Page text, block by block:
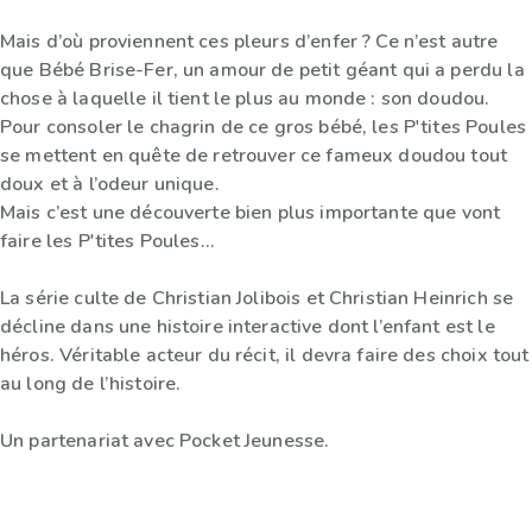
Mais d’où proviennent ces pleurs d’enfer ? Ce n’est autre
que Bébé Brise-Fer, un amour de petit géant qui a perdu la
chose à laquelle il tient le plus au monde : son doudou.
Pour consoler le chagrin de ce gros bébé, les P'tites Poules
se mettent en quête de retrouver ce fameux doudou tout
doux et à l’odeur unique.
Mais c’est une découverte bien plus importante que vont
faire les P'tites Poules…
La série culte de Christian Jolibois et Christian Heinrich se
décline dans une histoire interactive dont l’enfant est le
héros. Véritable acteur du récit, il devra faire des choix tout
au long de l’histoire.
Un partenariat avec Pocket Jeunesse.